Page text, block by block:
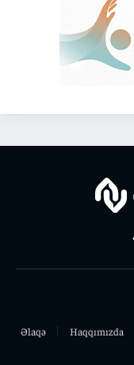
Əlaqə
Haqqımızda